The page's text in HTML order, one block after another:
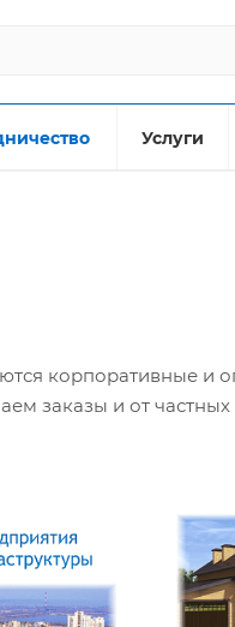
Услуги
корпоративные и
заказы и от частных